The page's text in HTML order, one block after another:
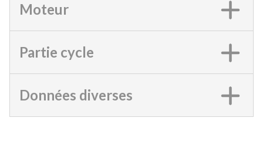
Moteur
Partie cycle
Données diverses